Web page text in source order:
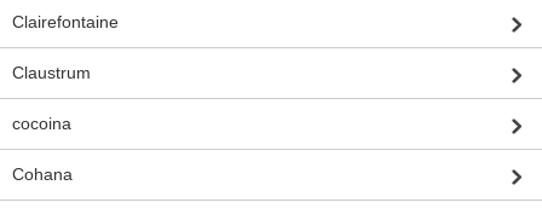
Clairefontaine
Claustrum
cocoina
Cohana